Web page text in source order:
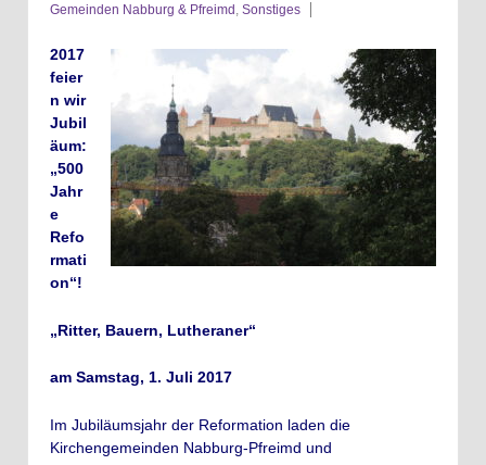
Gemeinden Nabburg & Pfreimd , Sonstiges
2017
feier
n wir
Jubil
äum:
„500
Jahr
e
Refo
rmati
on“!
„Ritter, Bauern, Lutheraner“
am Samstag, 1. Juli 2017
Im Jubiläumsjahr der Reformation laden die
Kirchengemeinden Nabburg-Pfreimd und